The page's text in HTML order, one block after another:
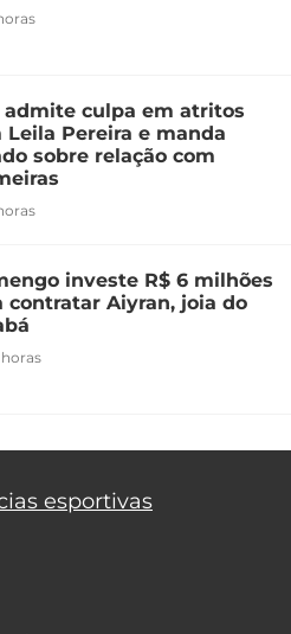
admite culpa em atritos
Leila Pereira e manda
sobre relação com
investe R$ 6 milhões
contratar Aiyran, joia do
horas